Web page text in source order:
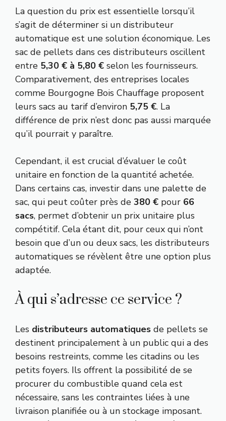
La question du prix est essentielle lorsqu’il
s’agit de déterminer si un distributeur
automatique est une solution économique. Les
sac de pellets dans ces distributeurs oscillent
entre 5,30 € à 5,80 € selon les fournisseurs.
Comparativement, des entreprises locales
comme Bourgogne Bois Chauffage proposent
leurs sacs au tarif d’environ 5,75 €. La
différence de prix n’est donc pas aussi marquée
qu’il pourrait y paraître.
Cependant, il est crucial d’évaluer le coût
unitaire en fonction de la quantité achetée.
Dans certains cas, investir dans une palette de
sac, qui peut coûter près de 380 € pour 66
sacs, permet d’obtenir un prix unitaire plus
compétitif. Cela étant dit, pour ceux qui n’ont
besoin que d’un ou deux sacs, les distributeurs
automatiques se révèlent être une option plus
adaptée.
À qui s’adresse ce service ?
Les distributeurs automatiques de pellets se
destinent principalement à un public qui a des
besoins restreints, comme les citadins ou les
petits foyers. Ils offrent la possibilité de se
procurer du combustible quand cela est
nécessaire, sans les contraintes liées à une
livraison planifiée ou à un stockage imposant.